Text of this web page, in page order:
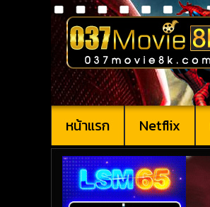
หน้าแรก Netflix